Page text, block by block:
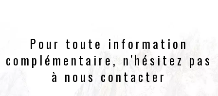
Pour toute information
complémentaire, n'hésitez pas
à nous contacter